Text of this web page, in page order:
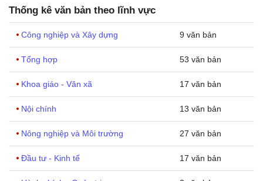
Thống kê văn bản theo lĩnh vực
Công nghiệp và Xây dựng 9 văn bản
Tổng hợp 53 văn bản
Khoa giáo - Văn xã 17 văn bản
Nội chính 13 văn bản
Nông nghiệp và Môi trường 27 văn bản
Đầu tư - Kinh tế 17 văn bản